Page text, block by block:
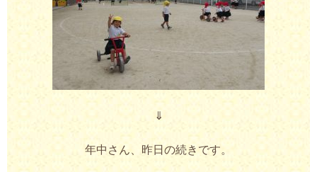
⇓
年中さん、昨日の続きです。